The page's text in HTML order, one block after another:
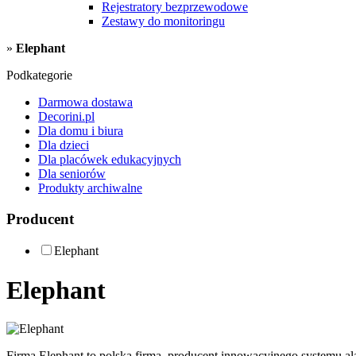
Rejestratory bezprzewodowe
Zestawy do monitoringu
» Elephant
Podkategorie
Darmowa dostawa
Decorini.pl
Dla domu i biura
Dla dzieci
Dla placówek edukacyjnych
Dla seniorów
Produkty archiwalne
Producent
Elephant
Elephant